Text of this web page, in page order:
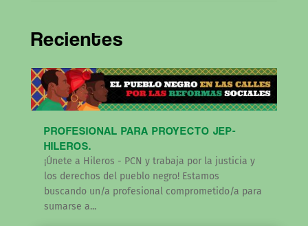
Recientes
PROFESIONAL PARA PROYECTO JEP-
HILEROS.
¡Únete a Hileros - PCN y trabaja por la justicia y
los derechos del pueblo negro! Estamos
buscando un/a profesional comprometido/a para
sumarse a...